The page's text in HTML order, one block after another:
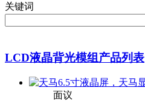
关键词
LCD液晶背光模组产品列表
面议